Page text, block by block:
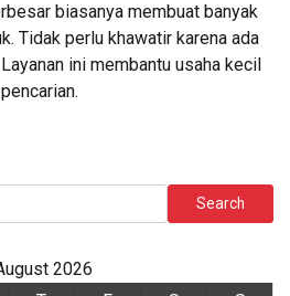
biasanya membuat banyak
Tidak perlu khawatir karena ada
ini membantu usaha kecil
Search
2026